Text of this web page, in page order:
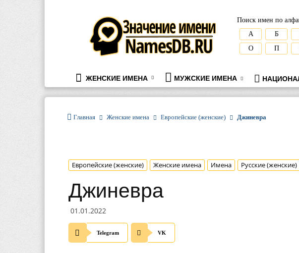
namesdb.ru
Поиск имен по
А
Б
О
П
ЖЕНСКИЕ ИМЕНА МУЖСКИЕ ИМЕНА
Главная Женские имена Европейские (женские) Джиневра
Европейские (женские) Женские имена Имена Русские (женские)
Джиневра
01.01.2022
Telegram VK